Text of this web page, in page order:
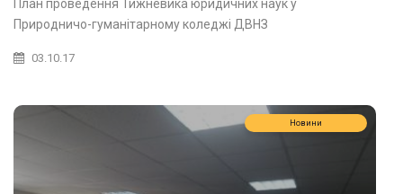
План проведення Тижневика юридичних наук у
Природничо-гуманітарному коледжі ДВНЗ
03.10.17
Новини